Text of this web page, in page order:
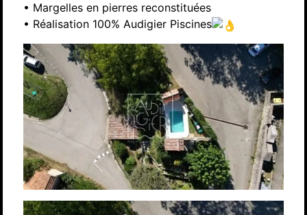
• Margelles en pierres reconstituées
• Réalisation 100% Audigier Piscines